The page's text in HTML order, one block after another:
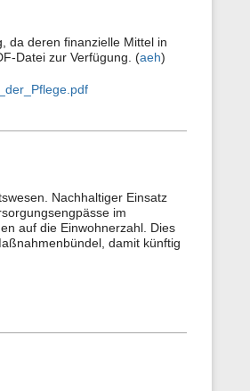
da deren finanzielle Mittel in
Datei zur Verfügung. (aeh)
Nachhaltiger Einsatz
im
auf die Einwohnerzahl. Dies
damit künftig